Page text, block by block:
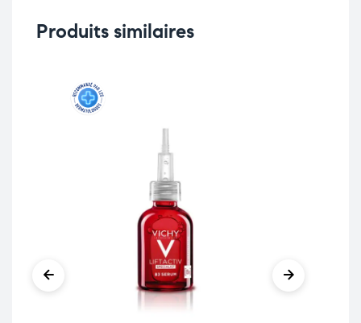
Produits similaires